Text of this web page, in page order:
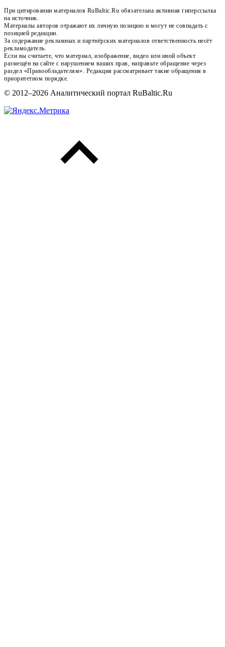
При цитировании материалов RuBaltic.Ru обязательна активная гиперссылка
на источник.
Материалы авторов отражают их личную позицию и могут не совпадать с
позицией редакции.
За содержание рекламных и партнёрских материалов ответственность несёт
рекламодатель.
Если вы считаете, что материал, изображение, видео или иной объект
размещён на сайте с нарушением ваших прав, направьте обращение через
раздел «Правообладателям». Редакция рассматривает такие обращения в
приоритетном порядке.
© 2012–2026 Аналитический портал RuBaltic.Ru